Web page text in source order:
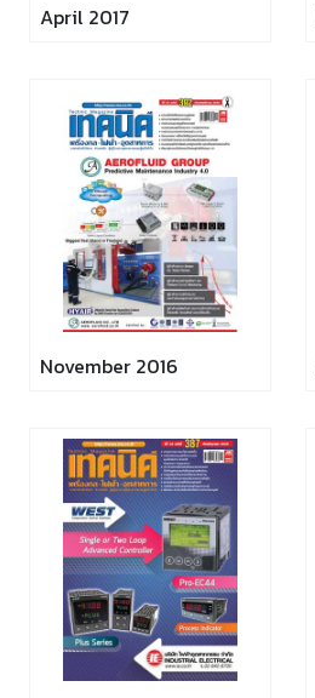
April 2017
November 2016